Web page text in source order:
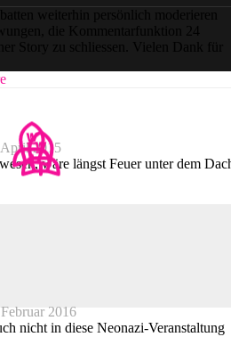
weiterhin persönlich moderieren
die Kommentarfunktion 24
Story zu schliessen. Vielen Dank für
2015
wäre längst Feuer unter dem
2016
nicht in diese Neonazi-Veranstaltung